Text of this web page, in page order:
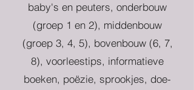
baby's en peuters, onderbouw
(groep 1 en 2), middenbouw
(groep 3, 4, 5), bovenbouw (6, 7,
8), voorleestips, informatieve
boeken, poëzie, sprookjes, doe-